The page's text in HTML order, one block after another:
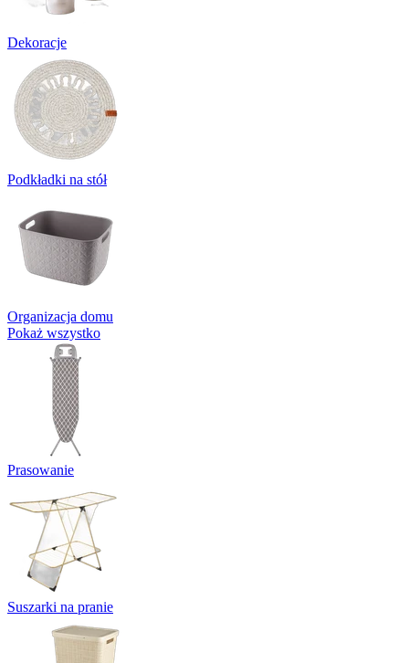
Dekoracje
Podkładki na stół
Organizacja domu
Pokaż wszystko
Prasowanie
Suszarki na pranie